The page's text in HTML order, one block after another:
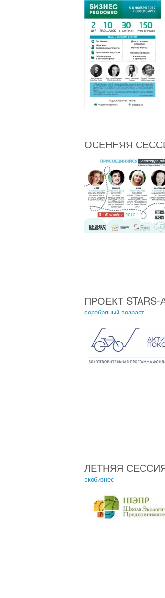
ОСЕННЯЯ
ПРОЕКТ
серебряный возраст
ЛЕТНЯЯ
экобизнес